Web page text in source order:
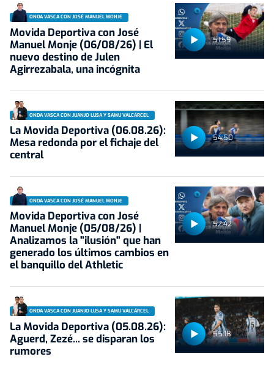
51:59
ONDA VASCA CON JOSÉ MANUEL MONJE
Movida Deportiva con José
Manuel Monje (06/08/26) | El
nuevo destino de Julen
Agirrezabala, una incógnita
54:50
ONDA VASCA CON JUANJO LUSA Y SAMU VALCÁRCEL
La Movida Deportiva (06.08.26):
Mesa redonda por el fichaje del
central
52:42
ONDA VASCA CON JOSÉ MANUEL MONJE
Movida Deportiva con José
Manuel Monje (05/08/26) |
Analizamos la "ilusión" que han
generado los últimos cambios en
el banquillo del Athletic
55:18
ONDA VASCA CON JUANJO LUSA Y SAMU VALCÁRCEL
La Movida Deportiva (05.08.26):
Aguerd, Zezé... se disparan los
rumores